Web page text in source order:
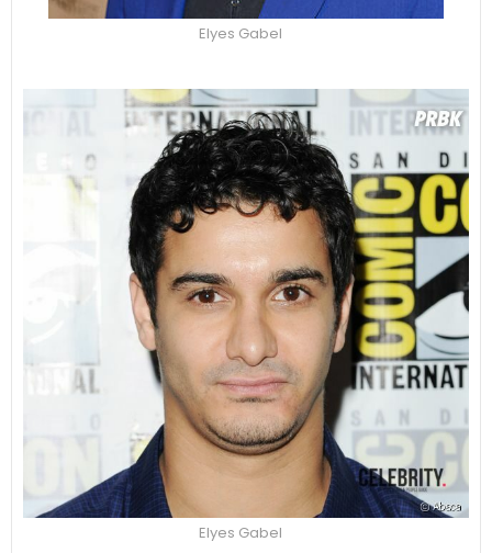
Elyes Gabel
Elyes Gabel